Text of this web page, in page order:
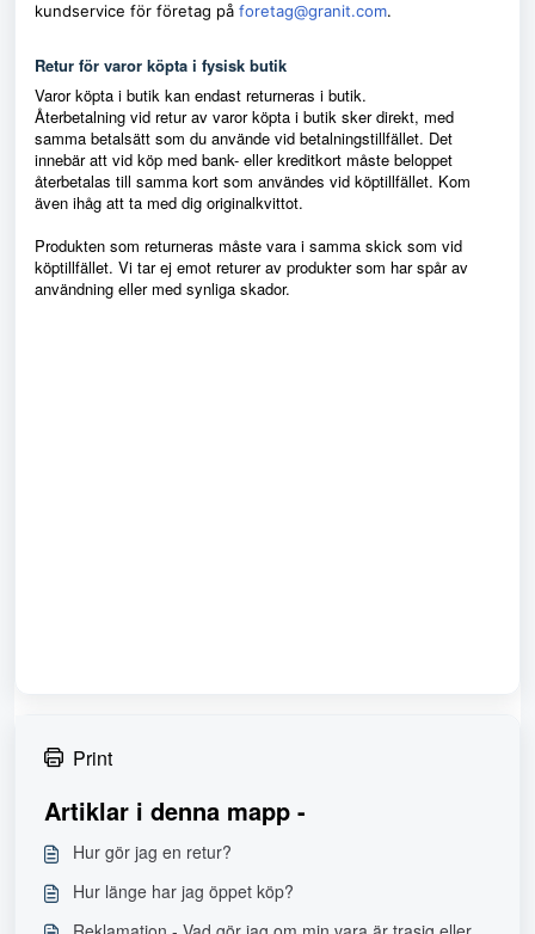
kundservice för företag på foretag@granit.com.
Retur för varor köpta i fysisk butik
Varor köpta i butik kan endast returneras i butik.
Återbetalning vid retur av varor köpta i butik sker direkt, med
samma betalsätt som du använde vid betalningstillfället. Det
innebär att vid köp med bank- eller kreditkort måste beloppet
återbetalas till samma kort som användes vid köptillfället. Kom
även ihåg att ta med dig originalkvittot.
Produkten som returneras måste vara i samma skick som vid
köptillfället. Vi tar ej emot returer av produkter som har spår av
användning eller med synliga skador.
Print
Artiklar i denna mapp -
Hur gör jag en retur?
Hur länge har jag öppet köp?